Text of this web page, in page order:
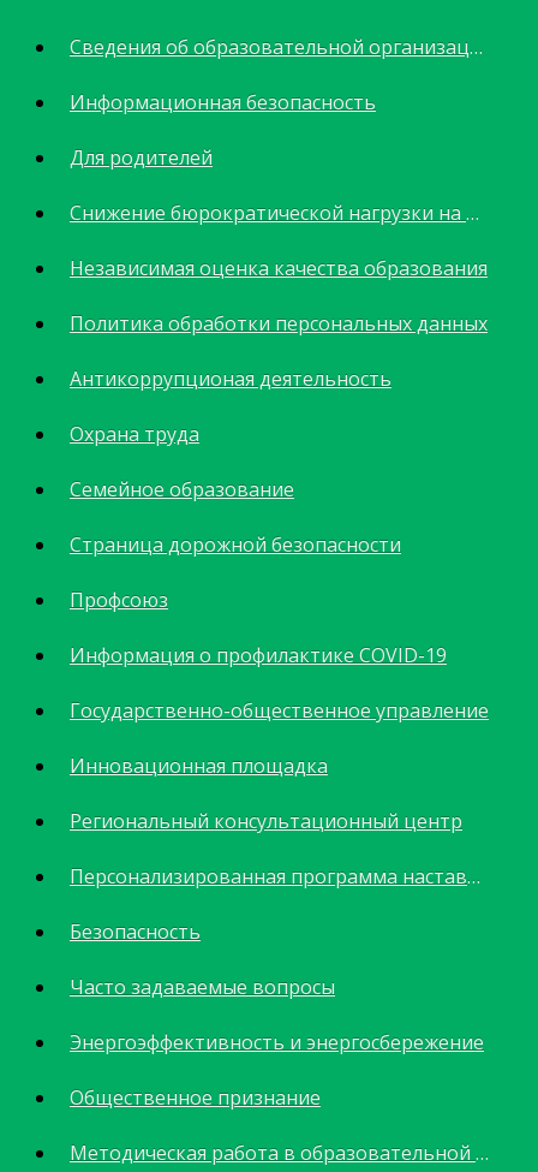
Сведения об образовательной организации
Информационная безопасность
Для родителей
Снижение бюрократической нагрузки на педагогов
Независимая оценка качества образования
Политика обработки персональных данных
Антикоррупционая деятельность
Охрана труда
Семейное образование
Страница дорожной безопасности
Профсоюз
Информация о профилактике COVID-19
Государственно-общественное управление
Инновационная площадка
Региональный консультационный центр
Персонализированная программа наставничества
Безопасность
Часто задаваемые вопросы
Энергоэффективность и энергосбережение
Общественное признание
Методическая работа в образовательной организации